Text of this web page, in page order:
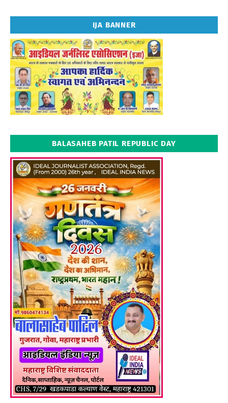
IJA BANNER
BALASAHEB PATIL REPUBLIC DAY